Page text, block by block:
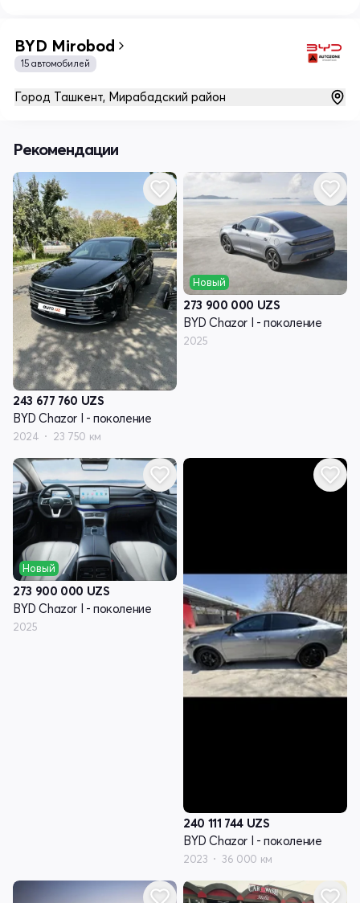
BYD Mirobod
15 автомобилей
Город Ташкент, Мирабадский район
Рекомендации
243 677 760 UZS
BYD Chazor I - поколение
2024 23 750 км
Новый
273 900 000 UZS
BYD Chazor I - поколение
2025
Новый
273 900 000 UZS
BYD Chazor I - поколение
2025
240 111 744 UZS
BYD Chazor I - поколение
2023 36 000 км